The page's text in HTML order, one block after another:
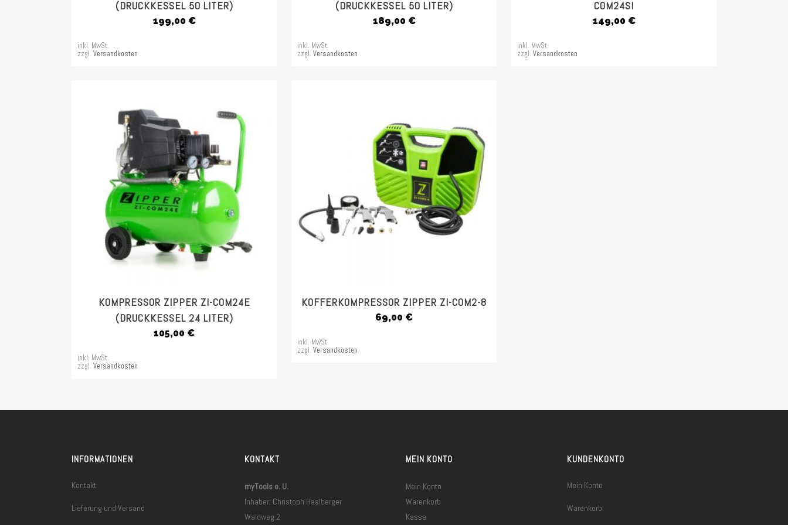
(DRUCKKESSEL 50 LITER)
199,00 €
inkl. MwSt.
zzgl. Versandkosten
(DRUCKKESSEL 50 LITER)
189,00 €
inkl. MwSt.
zzgl. Versandkosten
COM24SI
149,00 €
inkl. MwSt.
zzgl. Versandkosten
KOMPRESSOR ZIPPER ZI-COM24E
(DRUCKKESSEL 24 LITER)
105,00 €
inkl. MwSt.
zzgl. Versandkosten
KOFFERKOMPRESSOR ZIPPER ZI-COM2-8
69,00 €
inkl. MwSt.
zzgl. Versandkosten
INFORMATIONEN
Kontakt
Lieferung und Versand
KONTAKT
myTools e. U.
Inhaber: Christoph Haslberger
Waldweg 2
MEIN KONTO
Mein Konto
Warenkorb
Kasse
KUNDENKONTO
Mein Konto
Warenkorb